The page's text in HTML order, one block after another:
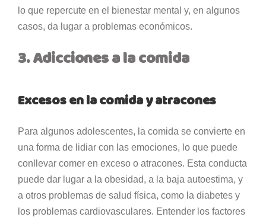
lo que repercute en el bienestar mental y, en algunos
casos, da lugar a problemas económicos.
3. Adicciones a la comida
Excesos en la comida y atracones
Para algunos adolescentes, la comida se convierte en
una forma de lidiar con las emociones, lo que puede
conllevar comer en exceso o atracones. Esta conducta
puede dar lugar a la obesidad, a la baja autoestima, y
a otros problemas de salud física, como la diabetes y
los problemas cardiovasculares. Entender los factores